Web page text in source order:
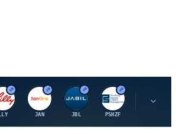
E
LLY
J
JAN
J
JBL
P
PSHZF
O